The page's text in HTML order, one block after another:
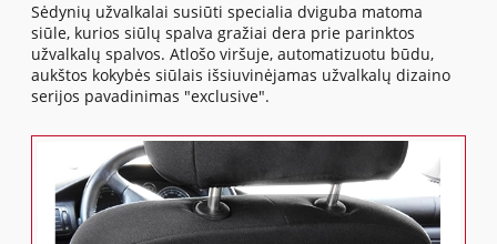
Sėdynių užvalkalai susiūti specialia dviguba matoma
siūle, kurios siūlų spalva gražiai dera prie parinktos
užvalkalų spalvos. Atlošo viršuje, automatizuotu būdu,
aukštos kokybės siūlais išsiuvinėjamas užvalkalų dizaino
serijos pavadinimas "exclusive".